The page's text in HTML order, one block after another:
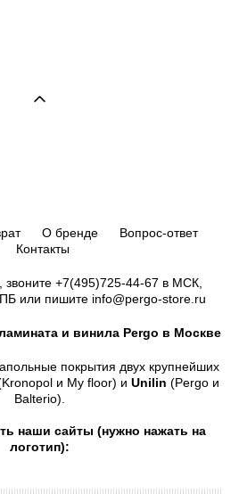
О бренде
Вопрос-ответ
Контакты
+7(495)725-44-67 в МСК,
или пишите info@pergo-store.ru
и винила Pergo в Москве
покрытия двух крупнейших
и My floor) и Unilin (Pergo и
Balterio).
наши сайты (нужно нажать на
логотип):